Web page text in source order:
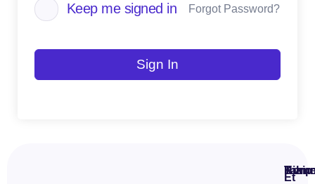
Keep me signed in Forgot Password?
Sign In
Takip
Et